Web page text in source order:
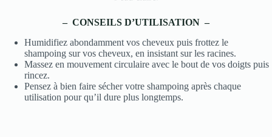
– CONSEILS D’UTILISATION –
Humidifiez abondamment vos cheveux puis frottez le
shampoing sur vos cheveux, en insistant sur les racines.
Massez en mouvement circulaire avec le bout de vos doigts puis
rincez.
Pensez à bien faire sécher votre shampoing après chaque
utilisation pour qu’il dure plus longtemps.